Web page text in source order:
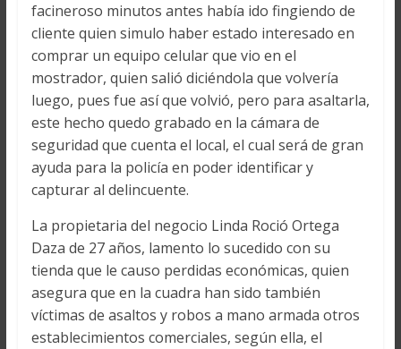
facineroso minutos antes había ido fingiendo de
cliente quien simulo haber estado interesado en
comprar un equipo celular que vio en el
mostrador, quien salió diciéndola que volvería
luego, pues fue así que volvió, pero para asaltarla,
este hecho quedo grabado en la cámara de
seguridad que cuenta el local, el cual será de gran
ayuda para la policía en poder identificar y
capturar al delincuente.
La propietaria del negocio Linda Roció Ortega
Daza de 27 años, lamento lo sucedido con su
tienda que le causo perdidas económicas, quien
asegura que en la cuadra han sido también
víctimas de asaltos y robos a mano armada otros
establecimientos comerciales, según ella, el